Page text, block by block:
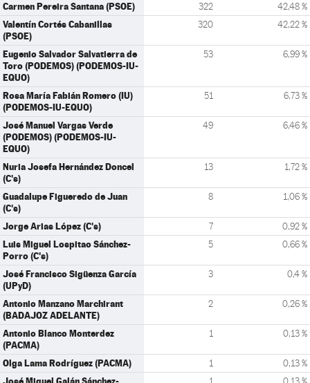
Carmen Pereira Santana (PSOE) 322 42,48 %
Valentín Cortés Cabanillas
(PSOE)
320 42,22 %
Eugenio Salvador Salvatierra de
Toro (PODEMOS) (PODEMOS-IU-
EQUO)
53 6,99 %
Rosa María Fabián Romero (IU)
(PODEMOS-IU-EQUO)
51 6,73 %
José Manuel Vargas Verde
(PODEMOS) (PODEMOS-IU-
EQUO)
49 6,46 %
Nuria Josefa Hernández Doncel
(C's)
13 1,72 %
Guadalupe Figueredo de Juan
(C's)
8 1,06 %
Jorge Arias López (C's) 7 0,92 %
Luis Miguel Lospitao Sánchez-
Porro (C's)
5 0,66 %
José Francisco Sigüenza García
(UPyD)
3 0,4 %
Antonio Manzano Marchirant
(BADAJOZ ADELANTE)
2 0,26 %
Antonio Blanco Monterdez
(PACMA)
1 0,13 %
Olga Lama Rodríguez (PACMA) 1 0,13 %